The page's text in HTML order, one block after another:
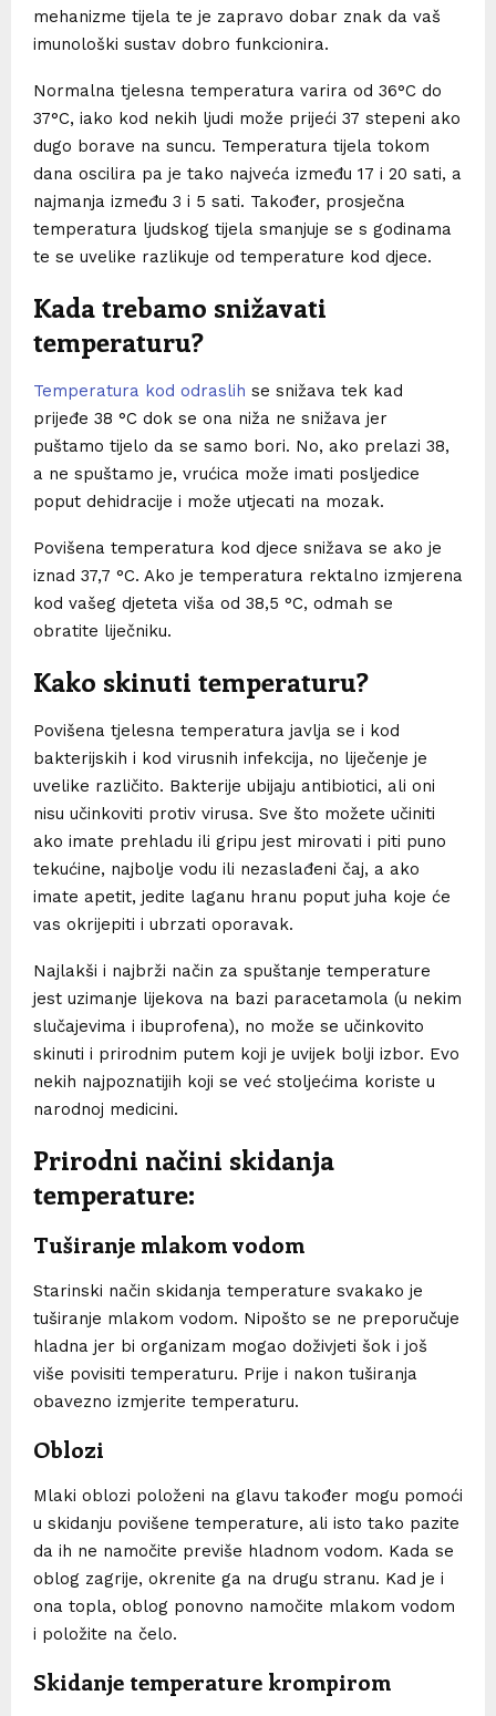
mehanizme tijela te je zapravo dobar znak da vaš
imunološki sustav dobro funkcionira.
Normalna tjelesna temperatura varira od 36°C do
37°C, iako kod nekih ljudi može prijeći 37 stepeni ako
dugo borave na suncu. Temperatura tijela tokom
dana oscilira pa je tako najveća između 17 i 20 sati, a
najmanja između 3 i 5 sati. Također, prosječna
temperatura ljudskog tijela smanjuje se s godinama
te se uvelike razlikuje od temperature kod djece.
Kada trebamo snižavati
temperaturu?
Temperatura kod odraslih se snižava tek kad
prijeđe 38 °C dok se ona niža ne snižava jer
puštamo tijelo da se samo bori. No, ako prelazi 38,
a ne spuštamo je, vrućica može imati posljedice
poput dehidracije i može utjecati na mozak.
Povišena temperatura kod djece snižava se ako je
iznad 37,7 °C. Ako je temperatura rektalno izmjerena
kod vašeg djeteta viša od 38,5 °C, odmah se
obratite liječniku.
Kako skinuti temperaturu?
Povišena tjelesna temperatura javlja se i kod
bakterijskih i kod virusnih infekcija, no liječenje je
uvelike različito. Bakterije ubijaju antibiotici, ali oni
nisu učinkoviti protiv virusa. Sve što možete učiniti
ako imate prehladu ili gripu jest mirovati i piti puno
tekućine, najbolje vodu ili nezaslađeni čaj, a ako
imate apetit, jedite laganu hranu poput juha koje će
vas okrijepiti i ubrzati oporavak.
Najlakši i najbrži način za spuštanje temperature
jest uzimanje lijekova na bazi paracetamola (u nekim
slučajevima i ibuprofena), no može se učinkovito
skinuti i prirodnim putem koji je uvijek bolji izbor. Evo
nekih najpoznatijih koji se već stoljećima koriste u
narodnoj medicini.
Prirodni načini skidanja
temperature:
Tuširanje mlakom vodom
Starinski način skidanja temperature svakako je
tuširanje mlakom vodom. Nipošto se ne preporučuje
hladna jer bi organizam mogao doživjeti šok i još
više povisiti temperaturu. Prije i nakon tuširanja
obavezno izmjerite temperaturu.
Oblozi
Mlaki oblozi položeni na glavu također mogu pomoći
u skidanju povišene temperature, ali isto tako pazite
da ih ne namočite previše hladnom vodom. Kada se
oblog zagrije, okrenite ga na drugu stranu. Kad je i
ona topla, oblog ponovno namočite mlakom vodom
i položite na čelo.
Skidanje temperature krompirom